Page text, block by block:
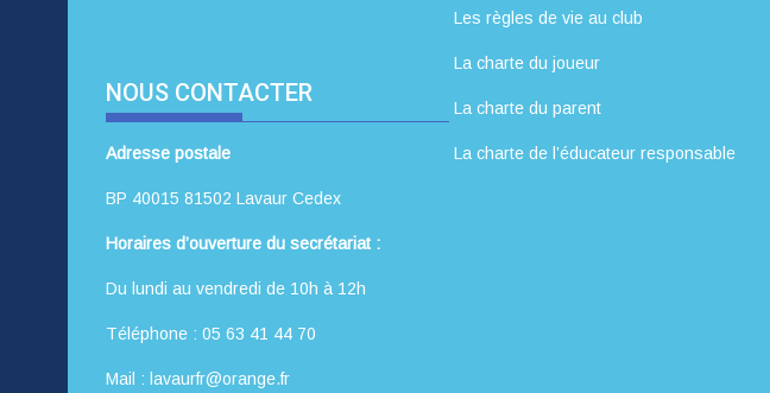
NOUS CONTACTER
Adresse postale
BP 40015 81502 Lavaur Cedex
Horaires d’ouverture du secrétariat :
Du lundi au vendredi de 10h à 12h
Téléphone : 05 63 41 44 70
Mail : lavaurfr@orange.fr
Les règles de vie au club
La charte du joueur
La charte du parent
La charte de l’éducateur responsable